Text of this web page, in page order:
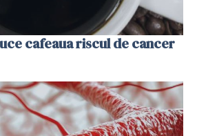
cafeaua riscul de cancer